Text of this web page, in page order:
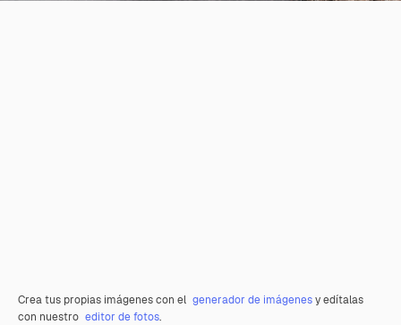
Crea tus propias imágenes con el generador de imágenesy edítalas
con nuestro editor de fotos.